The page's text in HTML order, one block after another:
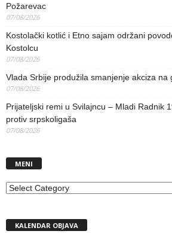
Požarevac
07/08/2026
Kostolački kotlić i Etno sajam održani
Kostolcu
07/08/2026
Vlada Srbije produžila smanjenje akciza na
07/08/2026
Prijateljski remi u Svilajncu – Mladi Radnik
protiv srpskoligaša
07/08/2026
MENI
MENI
KALENDAR OBJAVA